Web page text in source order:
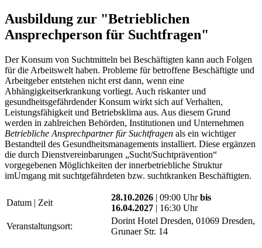
Ausbildung zur "Betrieblichen
Ansprechperson für Suchtfragen"
Der Konsum von Suchtmitteln bei Beschäftigten kann auch Folgen
für die Arbeitswelt haben. Probleme für betroffene Beschäftigte und
Arbeitgeber entstehen nicht erst dann, wenn eine
Abhängigkeitserkrankung vorliegt. Auch riskanter und
gesundheitsgefährdender Konsum wirkt sich auf Verhalten,
Leistungsfähigkeit und Betriebsklima aus. Aus diesem Grund
werden in zahlreichen Behörden, Institutionen und Unternehmen
Betriebliche Ansprechpartner für Suchtfragen als ein wichtiger
Bestandteil des Gesundheitsmanagements installiert. Diese ergänzen
die durch Dienstvereinbarungen „Sucht/Suchtprävention“
vorgegebenen Möglichkeiten der innerbetriebliche Struktur
imUmgang mit suchtgefährdeten bzw. suchtkranken Beschäftigten.
Datum | Zeit
28.10.2026 | 09:00 Uhrbis
16.04.2027 | 16:30 Uhr
Veranstaltungsort:
Dorint Hotel Dresden, 01069 Dresden,
Grunaer Str. 14